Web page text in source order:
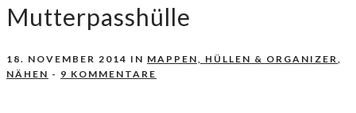
Mutterpasshülle
18. NOVEMBER 2014 IN MAPPEN, HÜLLEN & ORGANIZER,
NÄHEN - 9 KOMMENTARE